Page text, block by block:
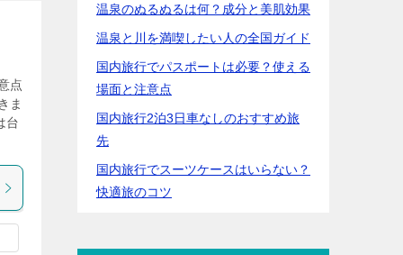
点
ま
台
温泉のぬるぬるは何？成分と美肌効果
温泉と川を満喫したい人の全国ガイド
国内旅行でパスポートは必要？使える
場面と注意点
国内旅行2泊3日車なしのおすすめ旅
先
国内旅行でスーツケースはいらない？
快適旅のコツ